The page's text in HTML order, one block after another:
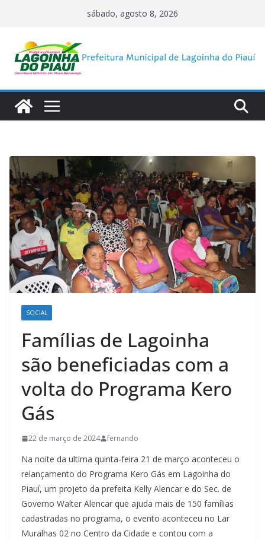
conteúdo
sábado, agosto 8, 2026
SOCIAL
Famílias de Lagoinha
são beneficiadas com a
volta do Programa Kero
Gás
22 de março de 2024 fernando
Na noite da ultima quinta-feira 21 de março aconteceu o
relançamento do Programa Kero Gás em Lagoinha do
Piauí, um projeto da prefeita Kelly Alencar e do Sec. de
Governo Walter Alencar que ajuda mais de 150 famílias
cadastradas no programa, o evento aconteceu no Lar
Muralhas 02 no Centro da Cidade e contou com a